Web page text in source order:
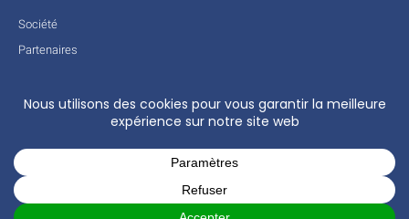
Société
Partenaires
Mentions légales
Conditions générales
Actualités
COPYRIGHT © 2026 TOUS DROITS RÉSERVÉS – COGILOG – 3 RUE DES